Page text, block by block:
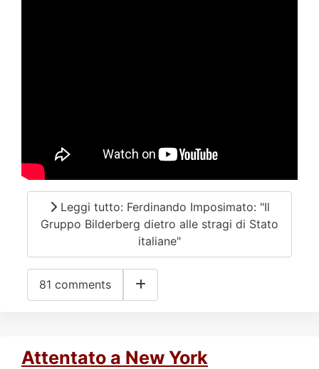
Leggi tutto: Ferdinando Imposimato: "Il
Gruppo Bilderberg dietro alle stragi di Stato
italiane"
81 comments
Attentato a New York